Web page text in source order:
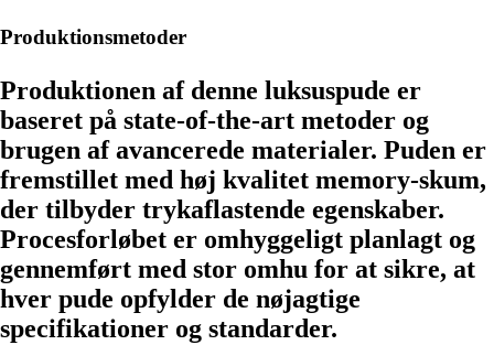
Produktionsmetoder
Produktionen af denne luksuspude er
baseret på state-of-the-art metoder og
brugen af ​​avancerede materialer. Puden er
fremstillet med høj kvalitet memory-skum,
der tilbyder trykaflastende egenskaber.
Procesforløbet er omhyggeligt planlagt og
gennemført med stor omhu for at sikre, at
hver pude opfylder de nøjagtige
specifikationer og standarder.